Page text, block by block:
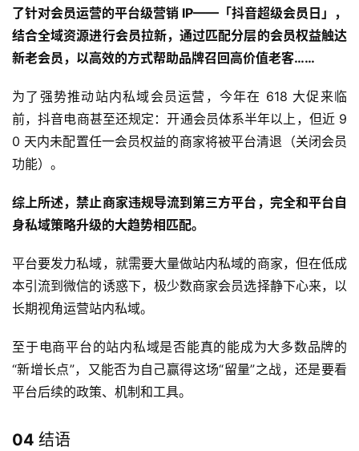
了针对会员运营的平台级营销 IP——「抖音超级会员日」，
结合全域资源进行会员拉新，通过匹配分层的会员权益触达
新老会员，以高效的方式帮助品牌召回高价值老客……
为了强势推动站内私域会员运营，今年在 618 大促来临
前，抖音电商甚至还规定：开通会员体系半年以上，但近 9
0 天内未配置任一会员权益的商家将被平台清退（关闭会员
功能）。
综上所述，禁止商家违规导流到第三方平台，完全和平台自
身私域策略升级的大趋势相匹配。
平台要发力私域，就需要大量做站内私域的商家，但在低成
本引流到微信的诱惑下，极少数商家会员选择静下心来，以
长期视角运营站内私域。
至于电商平台的站内私域是否能真的能成为大多数品牌的
“新增长点”，又能否为自己赢得这场“留量”之战，还是要看
平台后续的政策、机制和工具。
04 结语